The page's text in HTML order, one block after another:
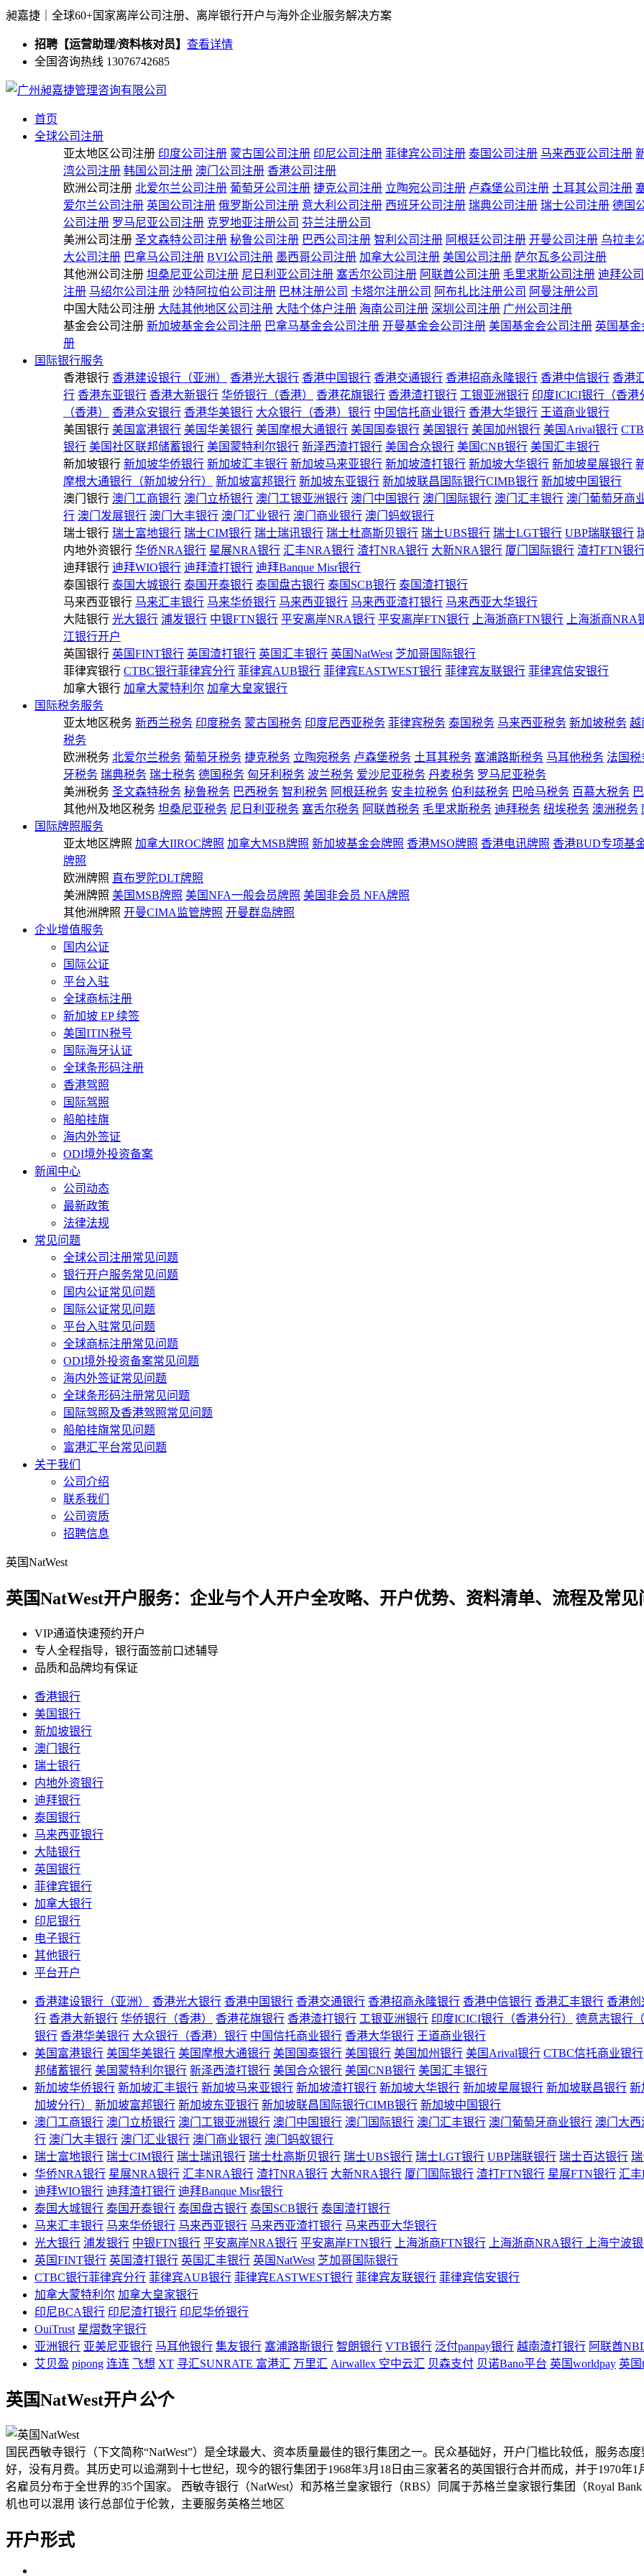
昶嘉捷｜全球60+国家离岸公司注册、离岸银行开户与海外企业服务解决方案
招聘【运营助理/资料核对员】 查看详情
全国咨询热线 13076742685
首页
全球公司注册
亚太地区公司注册 印度公司注册 蒙古国公司注册 印尼公司注册 菲律宾公司注册 泰国公司注册 马来西亚公司注册
湾公司注册 韩国公司注册 澳门公司注册 香港公司注册
欧洲公司注册 北爱尔兰公司注册 葡萄牙公司注册 捷克公司注册 立陶宛公司注册 卢森堡公司注册 土耳其公司注册
爱尔兰公司注册 英国公司注册 俄罗斯公司注册 意大利公司注册 西班牙公司注册 瑞典公司注册 瑞士公司注册 德国
公司注册 罗马尼亚公司注册 克罗地亚注册公司 芬兰注册公司
美洲公司注册 圣文森特公司注册 秘鲁公司注册 巴西公司注册 智利公司注册 阿根廷公司注册 开曼公司注册 乌拉圭
大公司注册 巴拿马公司注册 BVI公司注册 墨西哥公司注册 加拿大公司注册 美国公司注册 萨尔瓦多公司注册
其他洲公司注册 坦桑尼亚公司注册 尼日利亚公司注册 塞舌尔公司注册 阿联酋公司注册 毛里求斯公司注册 迪拜公
注册 马绍尔公司注册 沙特阿拉伯公司注册 巴林注册公司 卡塔尔注册公司 阿布扎比注册公司 阿曼注册公司
中国大陆公司注册 大陆其他地区公司注册 大陆个体户注册 海南公司注册 深圳公司注册 广州公司注册
基金会公司注册 新加坡基金会公司注册 巴拿马基金会公司注册 开曼基金会公司注册 美国基金会公司注册 英国基
册
国际银行服务
香港银行 香港建设银行（亚洲） 香港光大银行 香港中国银行 香港交通银行 香港招商永隆银行 香港中信银行 香港
行 香港东亚银行 香港大新银行 华侨银行（香港） 香港花旗银行 香港渣打银行 工银亚洲银行 印度ICICI银行（香港
（香港）
香港众安银行 香港华美银行 大众银行（香港）银行 中国信托商业银行 香港大华银行 王道商业银行
美国银行 美国富港银行 美国华美银行 美国摩根大通银行 美国国泰银行 美国银行 美国加州银行 美国Arival银行
银行 美国社区联邦储蓄银行 美国蒙特利尔银行 新泽西渣打银行 美国合众银行 美国CNB银行 美国汇丰银行
新加坡银行 新加坡华侨银行 新加坡汇丰银行 新加坡马来亚银行 新加坡渣打银行 新加坡大华银行 新加坡星展银行
摩根大通银行（新加坡分行）
新加坡富邦银行 新加坡东亚银行 新加坡联昌国际银行CIMB银行 新加坡中国银行
澳门银行 澳门工商银行 澳门立桥银行 澳门工银亚洲银行 澳门中国银行 澳门国际银行 澳门汇丰银行 澳门葡萄牙商
行 澳门发展银行 澳门大丰银行 澳门汇业银行 澳门商业银行 澳门蚂蚁银行
瑞士银行 瑞士富地银行 瑞士CIM银行 瑞士瑞讯银行 瑞士杜高斯贝银行 瑞士UBS银行 瑞士LGT银行 UBP瑞联银行
内地外资银行 华侨NRA银行 星展NRA银行 汇丰NRA银行 渣打NRA银行 大新NRA银行 厦门国际银行 渣打FTN银
迪拜银行 迪拜WIO银行 迪拜渣打银行 迪拜Banque Misr银行
泰国银行 泰国大城银行 泰国开泰银行 泰国盘古银行 泰国SCB银行 泰国渣打银行
马来西亚银行 马来汇丰银行 马来华侨银行 马来西亚银行 马来西亚渣打银行 马来西亚大华银行
大陆银行 光大银行 浦发银行 中银FTN银行 平安离岸NRA银行 平安离岸FTN银行 上海浙商FTN银行
上海浙商NRA
江银行开户
英国银行 英国FINT银行 英国渣打银行 英国汇丰银行 英国NatWest 芝加哥国际银行
菲律宾银行 CTBC银行菲律宾分行 菲律宾AUB银行 菲律宾EASTWEST银行 菲律宾友联银行 菲律宾信安银行
加拿大银行 加拿大蒙特利尔 加拿大皇家银行
国际税务服务
亚太地区税务 新西兰税务 印度税务 蒙古国税务 印度尼西亚税务 菲律宾税务 泰国税务 马来西亚税务 新加坡税务 越
税务
欧洲税务 北爱尔兰税务 葡萄牙税务 捷克税务 立陶宛税务 卢森堡税务 土耳其税务 塞浦路斯税务 马耳他税务 法国税
牙税务 瑞典税务 瑞士税务 德国税务 匈牙利税务 波兰税务 爱沙尼亚税务 丹麦税务 罗马尼亚税务
美洲税务 圣文森特税务 秘鲁税务 巴西税务 智利税务 阿根廷税务 安圭拉税务 伯利兹税务 巴哈马税务 百慕大税务
其他州及地区税务 坦桑尼亚税务 尼日利亚税务 塞舌尔税务 阿联酋税务 毛里求斯税务 迪拜税务 纽埃税务 澳洲税务
国际牌照服务
亚太地区牌照 加拿大IIROC牌照 加拿大MSB牌照 新加坡基金会牌照 香港MSO牌照 香港电讯牌照 香港BUD专项基
牌照
欧洲牌照 直布罗陀DLT牌照
美洲牌照 美国MSB牌照 美国NFA一般会员牌照 美国非会员 NFA牌照
其他洲牌照 开曼CIMA监管牌照 开曼群岛牌照
企业增值服务
国内公证
国际公证
平台入驻
全球商标注册
新加坡 EP 续签
美国ITIN税号
国际海牙认证
全球条形码注册
香港驾照
国际驾照
船舶挂旗
海内外签证
ODI境外投资备案
新闻中心
公司动态
最新政策
法律法规
常见问题
全球公司注册常见问题
银行开户服务常见问题
国内公证常见问题
国际公证常见问题
平台入驻常见问题
全球商标注册常见问题
ODI境外投资备案常见问题
海内外签证常见问题
全球条形码注册常见问题
国际驾照及香港驾照常见问题
船舶挂旗常见问题
富港汇平台常见问题
关于我们
公司介绍
联系我们
公司资质
招聘信息
英国NatWest
英国NatWest开户服务：企业与个人开户全攻略、开户优势、资料清单、流程及常见
VIP通道快速预约开户
专人全程指导，银行面签前口述辅导
品质和品牌均有保证
香港银行
美国银行
新加坡银行
澳门银行
瑞士银行
内地外资银行
迪拜银行
泰国银行
马来西亚银行
大陆银行
英国银行
菲律宾银行
加拿大银行
印尼银行
电子银行
其他银行
平台开户
香港建设银行（亚洲） 香港光大银行 香港中国银行 香港交通银行 香港招商永隆银行 香港中信银行 香港汇丰银行 香港
行 香港大新银行 华侨银行（香港） 香港花旗银行 香港渣打银行 工银亚洲银行 印度ICICI银行（香港分行）
德意志银行
银行 香港华美银行 大众银行（香港）银行 中国信托商业银行 香港大华银行 王道商业银行
美国富港银行 美国华美银行 美国摩根大通银行 美国国泰银行 美国银行 美国加州银行 美国Arival银行 CTBC信托商业银行
邦储蓄银行 美国蒙特利尔银行 新泽西渣打银行 美国合众银行 美国CNB银行 美国汇丰银行
新加坡华侨银行 新加坡汇丰银行 新加坡马来亚银行 新加坡渣打银行 新加坡大华银行 新加坡星展银行 新加坡联昌银行 新
加坡分行）
新加坡富邦银行 新加坡东亚银行 新加坡联昌国际银行CIMB银行 新加坡中国银行
澳门工商银行 澳门立桥银行 澳门工银亚洲银行 澳门中国银行 澳门国际银行 澳门汇丰银行 澳门葡萄牙商业银行 澳门大西
行 澳门大丰银行 澳门汇业银行 澳门商业银行 澳门蚂蚁银行
瑞士富地银行 瑞士CIM银行 瑞士瑞讯银行 瑞士杜高斯贝银行 瑞士UBS银行 瑞士LGT银行 UBP瑞联银行 瑞士百达银行
华侨NRA银行 星展NRA银行 汇丰NRA银行 渣打NRA银行 大新NRA银行 厦门国际银行 渣打FTN银行 星展FTN银行 汇
迪拜WIO银行 迪拜渣打银行 迪拜Banque Misr银行
泰国大城银行 泰国开泰银行 泰国盘古银行 泰国SCB银行 泰国渣打银行
马来汇丰银行 马来华侨银行 马来西亚银行 马来西亚渣打银行 马来西亚大华银行
光大银行 浦发银行 中银FTN银行 平安离岸NRA银行 平安离岸FTN银行 上海浙商FTN银行 上海浙商NRA银行
上海宁波
英国FINT银行 英国渣打银行 英国汇丰银行 英国NatWest 芝加哥国际银行
CTBC银行菲律宾分行 菲律宾AUB银行 菲律宾EASTWEST银行 菲律宾友联银行 菲律宾信安银行
加拿大蒙特利尔 加拿大皇家银行
印尼BCA银行 印尼渣打银行 印尼华侨银行
OuiTrust 星熠数字银行
亚洲银行 亚美尼亚银行 马耳他银行 集友银行 塞浦路斯银行 智朗银行 VTB银行 泛付panpay银行 越南渣打银行 阿联酋
艾贝盈 pipong 连连 飞想 XT 寻汇SUNRATE 富港汇 万里汇 Airwallex 空中云汇 贝森支付 贝诺Bano平台 英国worldpay 英国
英国NatWest开户公个
国民西敏寺银行（下文简称“NatWest”）是全球最大、资本质量最佳的银行集团之一。民众基础好，开户门槛比较低，服务态
好，没有月费。其历史可以追溯到十七世纪，现今的银行集团于1968年3月18日由三家著名的英国银行合并而成，并于1970年
名雇员分布于全世界的35个国家。 西敏寺银行（NatWest）和苏格兰皇家银行（RBS）同属于苏格兰皇家银行集团（Royal
机也可以混用 该行总部位于伦敦，主要服务英格兰地区
开户形式